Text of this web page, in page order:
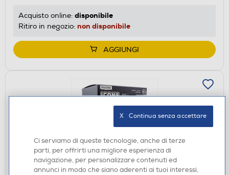
Acquisto online: disponibile
Ritiro in negozio: non disponibile
AGGIUNGI
ACCESSORI HOME ENTERTAINMENT
Ci serviamo di queste tecnologie, anche di terze
parti, per offrirti una migliore esperienza di
navigazione, per personalizzare contenuti ed
annunci in modo che siano aderenti ai tuoi interessi,
X   Continua senza accettare